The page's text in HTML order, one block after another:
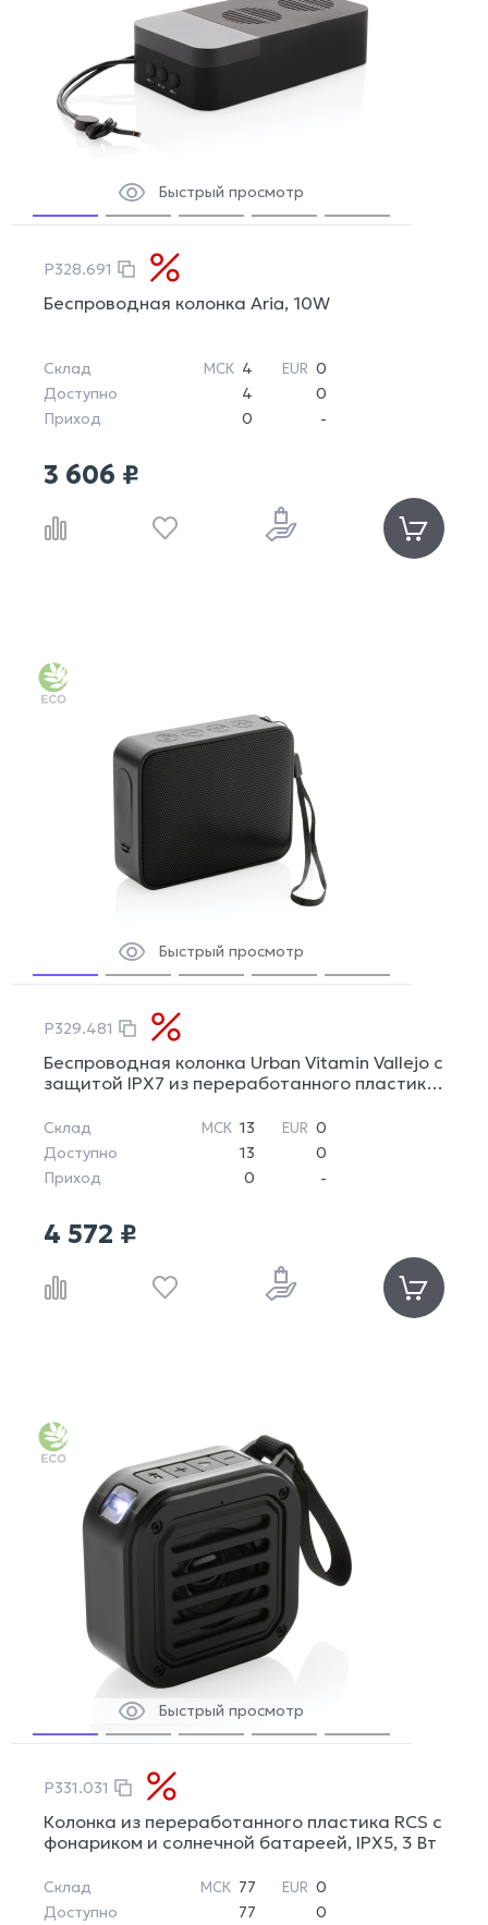
Быстрый просмотр
P328.691
Беспроводная колонка Aria, 10W
Склад МСК 4 EUR 0
Доступно
4
0
Приход
0 -
3 606 ₽
Быстрый просмотр
P329.481
Беспроводная колонка Urban Vitamin Vallejo с
защитой IPX7 из переработанного пластика
Склад МСК 13 EUR 0
Доступно
13
0
Приход
0 -
4 572 ₽
Быстрый просмотр
P331.031
Колонка из переработанного пластика RCS с
фонариком и солнечной батареей, IPX5, 3 Вт
Склад МСК 77 EUR 0
Доступно
77
0